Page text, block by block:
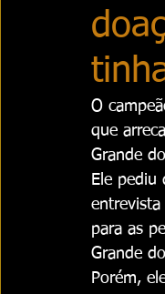
O
que
Grande
Ele pediu
entrevista
para as
Grande
Porém,